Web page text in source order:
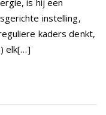
instelling,
kaders denkt,
elk[…]